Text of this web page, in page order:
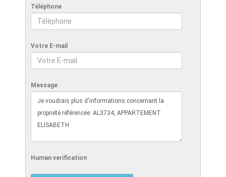
Téléphone
Votre E-mail
Message
Human verification